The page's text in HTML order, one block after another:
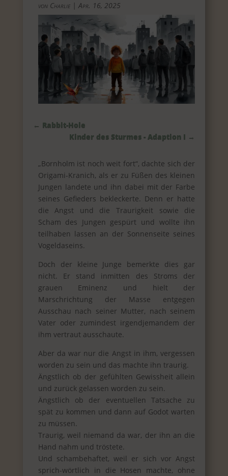
von Charlie| Apr. 16, 2025
← Rabbit-Hole
Kinder des Sturmes - Adaption I →
„Bornholm ist noch weit fort“, dachte sich der
Origami-Kranich, als er zu Füßen des kleinen
Jungen landete und ihn dabei mit der Farbe
seines Gefieders bekleckerte. Denn er hatte
die Angst und die Traurigkeit sowie die
Scham des Jungen gespürt und wollte ihn
teilhaben lassen an der Sonnenseite seines
Vogeldaseins.
Doch der kleine Junge bemerkte dies gar
nicht. Er stand inmitten des Stroms der
grauen Eminenz und hielt der
Marschrichtung der Masse entgegen
Ausschau nach seiner Mutter, nach seinem
Vater oder zumindest irgendjemandem der
ihm vertraut ausschaute.
Aber da war nur die Angst in ihm, vergessen
worden zu sein und das machte ihn traurig.
Ängstlich ob der gefühlten Gewissheit allein
und zurück gelassen worden zu sein.
Ängstlich ob der eventuellen Tatsache zu
spät zu kommen und dann auf Godot warten
zu müssen.
Traurig, weil niemand da war, der ihn an die
Hand nahm und tröstete.
Und schambehaftet, weil er sich vor Angst
sprich-wörtlich in die Hosen machte, ohne